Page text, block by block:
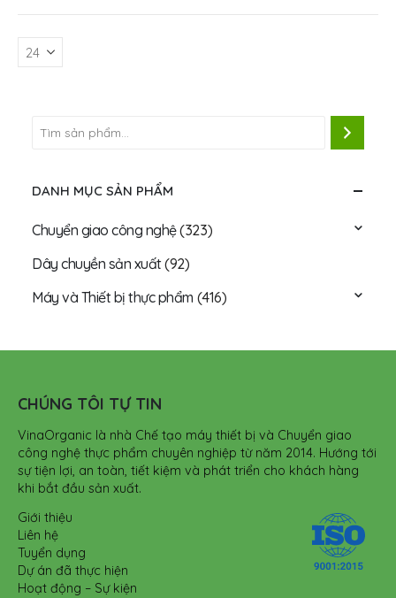
DANH MỤC SẢN PHẨM
Chuyển giao công nghệ(323)
Dây chuyền sản xuất(92)
Máy và Thiết bị thực phẩm (416)
CHÚNG TÔI TỰ TIN
VinaOrganic là nhà Chế tạo máy thiết bị và Chuyển giao
công nghệ thực phẩm chuyên nghiệp từ năm 2014. Hướng tới
sự tiện lợi, an toàn, tiết kiệm và phát triển cho khách hàng
khi bắt đầu sản xuất.
Giới thiệu
Liên hệ
Tuyển dụng
Dự án đã thực hiện
Hoạt động – Sự kiện